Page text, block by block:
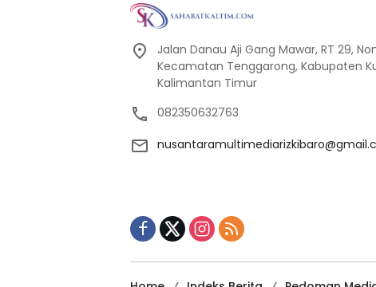
Jalan Danau Aji Gang Mawar, RT 29,
Kecamatan Tenggarong, Kabupaten
Kalimantan Timur
082350632763